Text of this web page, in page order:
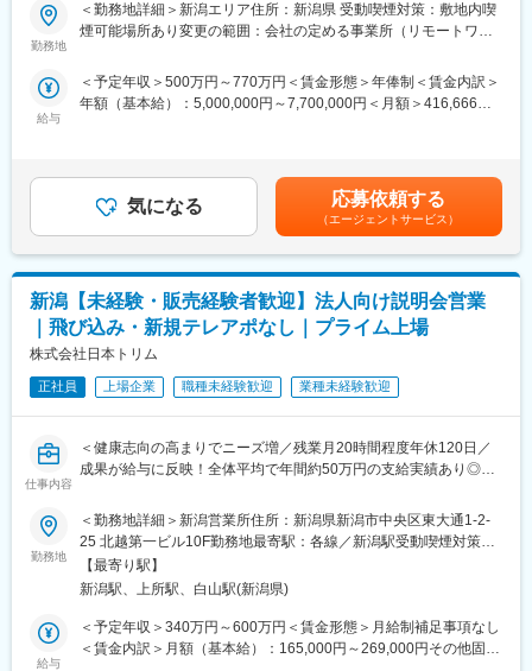
あり）。
また当社は専門性が高い製品を提供するため技術者のサポートを
スタイルです。
顧客は国内の電力会社や有数のプラントメーカーが中心で、営業
既存事業の強化に加え、新規開拓プロジェクトにも積極的に取り
組んでおり、営業スキルだけでなくマーケティング業務の経験を
に参画している実感を持つことができます。
東証プライム上場企業ならではの福利厚生、制度が整っており、
業務以外の部分においてもサポートがあります。
業界未経験の方も安心してスタートできるよう、約1年間の研修制
度を整備しています。
段階的に知識とスキルを習得し、実務に参加できる体制を構築し
ています。
【働き方】
・形式的に代理店を通しての営業ですが、基本的にはエンドユー
変更の範囲：会社の定める業務
★セラミックス人工骨の国内シェアNo.1企業！成長市場のため今
可能！（営業車貸与）
★予定手術が大半のため緊急呼び出しはなし！
人工骨・関連インプラントの営業として、既存医療機関のフォロ
ー中心に、手術立ち合いやボーンモデルでのハンズオン、学会・
ウェビナー連携を通じて医師の技術導入を支援します。緊急手術
はなく、予定手術中心のため緊急対応は基本的に発生しません。
■詳細
整形外科領域向けの人工骨（オスフェリオン等）やインプラント
を病院・医師に提案し、骨切術の普及を推進します。手術立ち合
いや外来訪問で術式説明、ボーンモデルによる実技支援や手術見
学のご提案など、医師育成と導入促進に携わって頂きます。
入です。医師から製品の開発提案を頂いた場合は、自社の開発部
門と連携・ディスカッションをするケースもあります。
・手術立ち合い・器械出しサポート（1日1件（3時間程度）目
安）
・医師への製品説明・手技提案
・医局説明会の企画運営とプレゼン
・顧客フォローと販売・契約業務
・開発部門との改良・臨床導入連携
勤務地
＜勤務地詳細＞新潟エリア住所：新潟県 受動喫煙対策：敷地内喫
煙可能場所あり変更の範囲：会社の定める事業所（リモートワー
給与
＜予定年収＞500万円～770万円＜賃金形態＞年俸制＜賃金内訳＞
年額（基本給）：5,000,000円～7,700,000円＜月額＞416,666円
まず）：年2回。半期ごとに予算の達成に応じて支給。（0～100
万円/半期）賃金はあくまでも目安の金額であり、選考を通じて上
下する可能性があります。月給(月額)は固定手当を含めた表記で
す。
気になる 応募依頼する
（エージェントサービス）
新潟【未経験・販売経験者歓迎】法人向け説明会営業
｜飛び込み・新規テレアポなし｜プライム上場
株式会社日本トリム
正社員 上場企業 職種未経験歓迎 業種未経験歓迎
仕事内容
＜健康志向の高まりでニーズ増／残業月20時間程度年休120日／
成果が給与に反映！全体平均で年間約50万円の支給実績あり◎＞
【仕事の内容】
当社は、東証プライム上場の電解水素水整水器メーカーです。
今回募集するのは、法人企業の従業員様向けに製品説明会・体験
会を行う営業職です。
新規飛び込みや無作為なテレアポではなく、代理店からの紹介先
やお問い合わせのあった法人様が中心です。
入社後は専任トレーナーがつき、商品知識・説明トーク・商談の
勤務地
＜勤務地詳細＞新潟営業所住所：新潟県新潟市中央区東大通1-2-
25 北越第一ビル10F勤務地最寄駅：各線／新潟駅受動喫煙対策：
屋内全面禁煙変更の範囲：会社の定める事業所
【最寄り駅】
新潟駅、上所駅、白山駅(新潟県)
給与
＜予定年収＞340万円～600万円＜賃金形態＞月給制補足事項なし
＜賃金内訳＞月額（基本給）：165,000円～269,000円その他固定